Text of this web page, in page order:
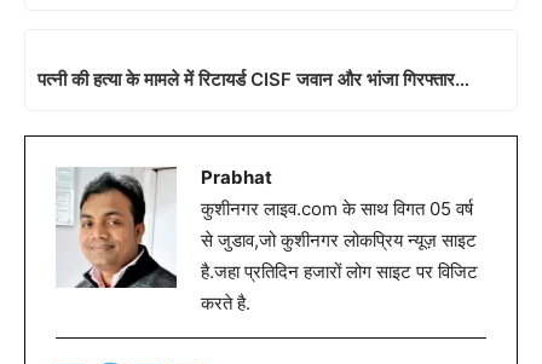
पत्नी की हत्या के मामले में रिटायर्ड CISF जवान और भांजा गिरफ्तार…
Prabhat
कुशीनगर लाइव.com के साथ विगत 05 वर्ष
से जुडाव,जो कुशीनगर लोकप्रिय न्यूज़ साइट
है.जहा प्रतिदिन हजारों लोग साइट पर विजिट
करते है.